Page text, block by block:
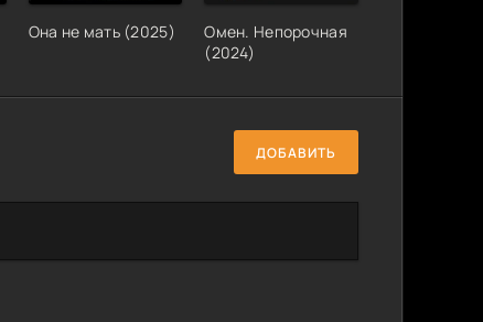
Она не мать (2025)
Омен. Непорочная
(2024)
ДОБАВИТЬ